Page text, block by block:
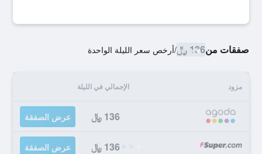
صفقات من136 ﷼ /أرخص سعر الليلة الواحدة
مزود الإجمالي في الليلة
136 ﷼ عرض الصفقة
136 ﷼ عرض الصفقة